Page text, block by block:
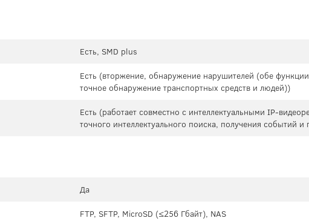
Есть, SMD plus
Есть (вторжение, обнаружение нарушителей (обе
точное обнаружение транспортных средств и людей))
Есть (работает совместно с интеллектуальными IP-
точного интеллектуального поиска, получения событий
Да
FTP, SFTP, MicroSD (≤256 Гбайт), NAS